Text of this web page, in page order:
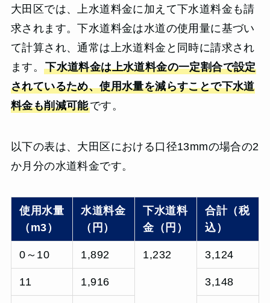
大田区では、上水道料金に加えて下水道料金も請
求されます。下水道料金は水道の使用量に基づい
て計算され、通常は上水道料金と同時に請求され
ます。下水道料金は上水道料金の一定割合で設定
されているため、使用水量を減らすことで下水道
料金も削減可能です。
以下の表は、大田区における口径13mmの場合の2
か月分の水道料金です。
使用水量
（m3）
水道料金
（円）
下水道料
金（円）
合計（税
込）
0～10 1,892 1,232 3,124
11 1,916 3,148